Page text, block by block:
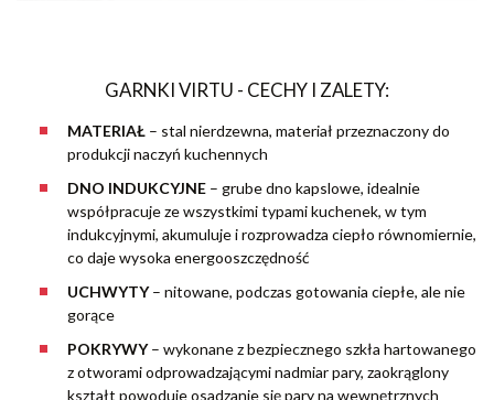
GARNKI VIRTU - CECHY I ZALETY:
MATERIAŁ – stal nierdzewna, materiał przeznaczony do
produkcji naczyń kuchennych
DNO INDUKCYJNE – grube dno kapslowe, idealnie
współpracuje ze wszystkimi typami kuchenek, w tym
indukcyjnymi, akumuluje i rozprowadza ciepło równomiernie,
co daje wysoka energooszczędność
UCHWYTY– nitowane, podczas gotowania ciepłe, ale nie
gorące
POKRYWY– wykonane z bezpiecznego szkła hartowanego
z otworami odprowadzającymi nadmiar pary, zaokrąglony
kształt powoduje osadzanie się pary na wewnętrznych